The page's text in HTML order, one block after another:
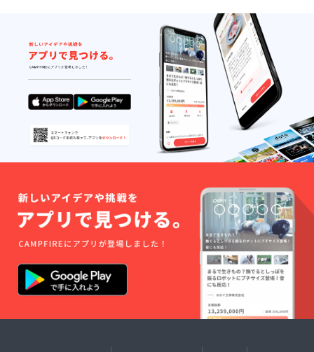
ント参
加や企
画 (日時
は事前
に要相
談とな
ります)
企業で
のイベ
ントの
際に、
不用品
回収や
洋服交
イベン
ト参加
しま
す。
（日時
は事前
に要相
談とな
りま
①、
②、
③、④
効期